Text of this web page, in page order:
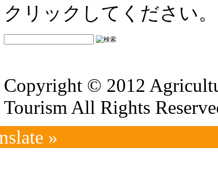
クリックしてください。
Copyright © 2012
Tourism All Rights
»